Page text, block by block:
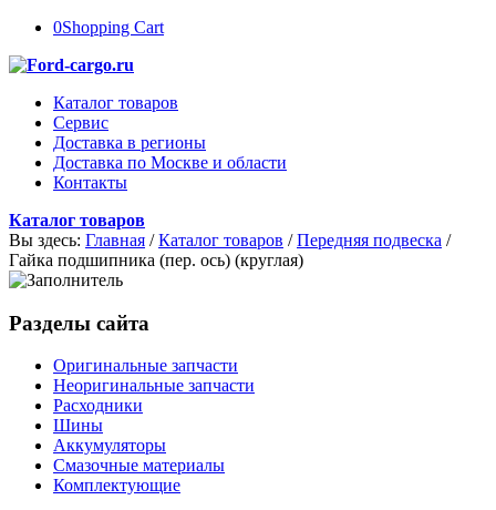
0Shopping Cart
Каталог товаров
Сервис
Доставка в регионы
Доставка по Москве и области
Контакты
Каталог товаров
Вы здесь: Главная / Каталог товаров / Передняя подвеска /
Гайка подшипника (пер. ось) (круглая)
Разделы сайта
Оригинальные запчасти
Неоригинальные запчасти
Расходники
Шины
Аккумуляторы
Смазочные материалы
Комплектующие